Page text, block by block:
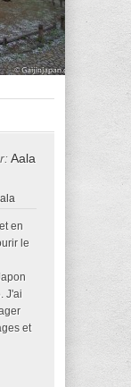
Aala
en
le
J'ai
et